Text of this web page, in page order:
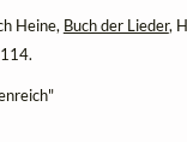
Heine, Buch der Lieder,